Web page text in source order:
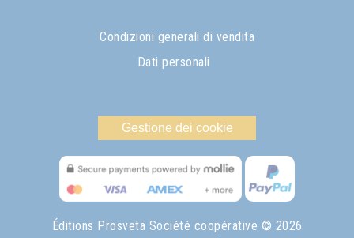
Condizioni generali di vendita
Dati personali
Gestione dei cookie
Éditions Prosveta Société coopérative © 2026